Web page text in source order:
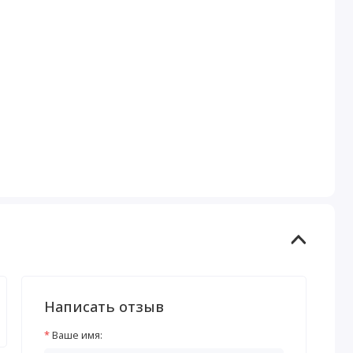
Написать отзыв
Ваше имя: